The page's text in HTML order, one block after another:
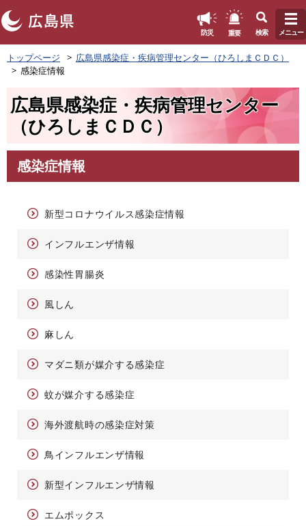
ペ
ー
す
防災 重要 検索 メニュー
トップページ
広島県感染症・疾病管理センター（ひろしまＣＤＣ）
感染症情報
広島県感染症・疾病管理センター
（ひろしまＣＤＣ）
文
感染症情報
新型コロナウイルス感染症情報
インフルエンザ情報
感染性胃腸炎
風しん
麻しん
マダニ類が媒介する感染症
蚊が媒介する感染症
海外渡航時の感染症対策
鳥インフルエンザ情報
新型インフルエンザ情報
エムポックス